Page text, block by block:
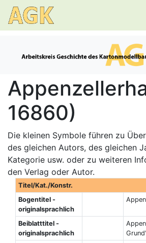
16860)
Die kleinen Symbole führen zu
des gleichen Autors, des gleichen
Kategorie usw. oder zu weiteren
den Verlag oder Autor.
Titel/Kat./Konstr.
Bogentitel -
originalsprachlich
Beiblatttitel -
originalsprachlich